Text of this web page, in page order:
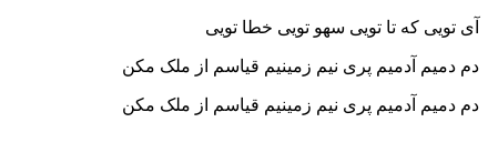
آی تویی که تا تویی سهو تویی خطا تویی
دم دمیم آدمیم پری نیم زمینیم قیاسم از ملک مکن
دم دمیم آدمیم پری نیم زمینیم قیاسم از ملک مکن